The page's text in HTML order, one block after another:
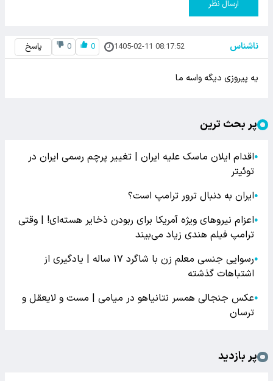
ارسال نظر
ناشناس 1405-02-11 08:17:52
0
0 پاسخ
یه پیروزی دیگه واسه ما
پر بحث ترین
●اقدام ایلان ماسک علیه ایران | تغییر پرچم رسمی ایران در
توئیتر
●ایران به دنبال ترور ترامپ است؟
●اعزام نیروهای ویژه آمریکا برای ربودن ذخایر هسته‌ای! | وقتی
ترامپ فیلم هندی زیاد می‌بیند
●
رسوایی جنسی معلم زن با شاگرد ۱۷ ساله | یادگیری از
اشتباهات گذشته
●عکس جنجالی همسر نتانیاهو در میامی | مست و لایعقل و
ترسان
پر بازدید